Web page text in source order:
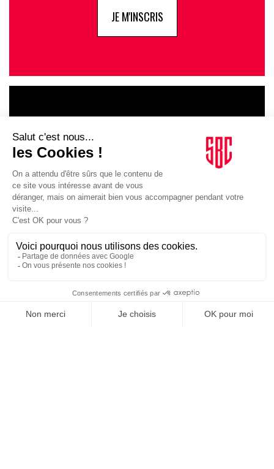
JE M'INSCRIS
INFLUENCIA
JE DÉCOUVRE LE GROUPE
SUIVEZ-NOUS